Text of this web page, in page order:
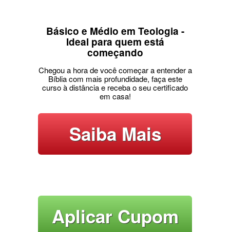
Básico e Médio em Teologia -
Ideal para quem está
começando
Chegou a hora de você começar a entender a
Bíblia com mais profundidade, faça este
curso à distância e receba o seu certificado
em casa!
Saiba Mais
Aplicar Cupom